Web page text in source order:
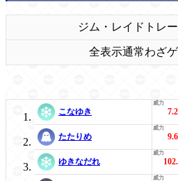
ジム・レイド トレ
全表示通常わざ
こなゆき 7.2
たたりめ 9.6
ゆきなだれ